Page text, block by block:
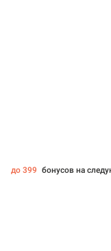
до 399 бонусов на